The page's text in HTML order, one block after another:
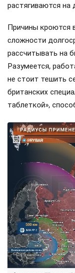
растягиваются на
Причины кроются
сложности
рассчитывать на
Разумеется,
не стоит тешить
британских
таблеткой»,